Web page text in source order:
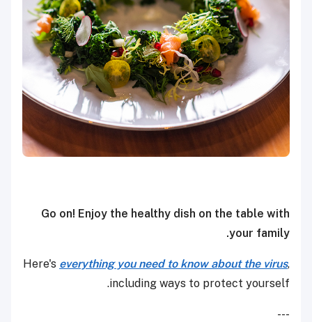
Go on! Enjoy the healthy dish on the table with
your family.
Here's everything you need to know about the virus,
including ways to protect yourself.
---